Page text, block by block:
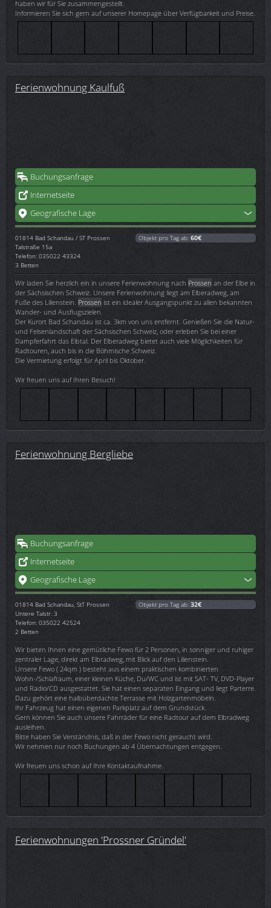
haben wir für Sie zusammengestellt.
Informieren Sie sich gern auf unserer Homepage über Verfügbarkeit und Preise.
Ferienwohnung Kaulfuß
Buchungsanfrage
Internetseite
Geografische Lage
01814 Bad Schandau / ST Prossen
Talstraße 15a
Telefon: 035022 43324
3 Betten
Objekt pro Tag ab: 60€
Wir laden Sie herzlich ein in unsere Ferienwohnung nach Prossen an der Elbe in
der Sächsischen Schweiz. Unsere Ferienwohnung liegt am Elberadweg, am
Fuße des Lilienstein. Prossen ist ein idealer Ausgangspunkt zu allen bekannten
Wander- und Ausflugszielen.
Der Kurort Bad Schandau ist ca. 3km von uns entfernt. Genießen Sie die Natur-
und Felsenlandschaft der Sächsischen Schweiz, oder erleben Sie bei einer
Dampferfahrt das Elbtal. Der Elberadweg bietet auch viele Möglichkeiten für
Radtouren, auch bis in die Böhmische Schweiz.
Die Vermietung erfolgt für April bis Oktober.
Wir freuen uns auf Ihren Besuch!
Ferienwohnung Bergliebe
Buchungsanfrage
Internetseite
Geografische Lage
01814 Bad Schandau, StT Prossen
Untere Talstr. 3
Telefon: 035022 42524
2 Betten
Objekt pro Tag ab: 32€
Wir bieten Ihnen eine gemütliche Fewo für 2 Personen, in sonniger und ruhiger
zentraler Lage, direkt am Elbradweg, mit Blick auf den Lilienstein.
Unsere Fewo ( 24qm ) besteht aus einem praktischen kombinierten
Wohn-/Schlafraum, einer kleinen Küche, Du/WC und ist mit SAT- TV, DVD-Player
und Radio/CD ausgestattet. Sie hat einen separaten Eingang und liegt Parterre.
Dazu gehört eine halbüberdachte Terrasse mit Holzgartenmöbeln.
Ihr Fahrzeug hat einen eigenen Parkplatz auf dem Grundstück.
Gern können Sie auch unsere Fahrräder für eine Radtour auf dem Elbradweg
ausleihen.
Bitte haben Sie Verständnis, daß in der Fewo nicht geraucht wird.
Wir nehmen nur noch Buchungen ab 4 Übernachtungen entgegen.
Wir freuen uns schon auf Ihre Kontaktaufnahme.
Ferienwohnungen 'Prossner Gründel'